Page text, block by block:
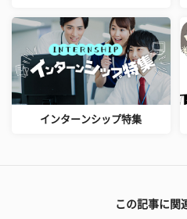
インターンシップ特集
この記事に関